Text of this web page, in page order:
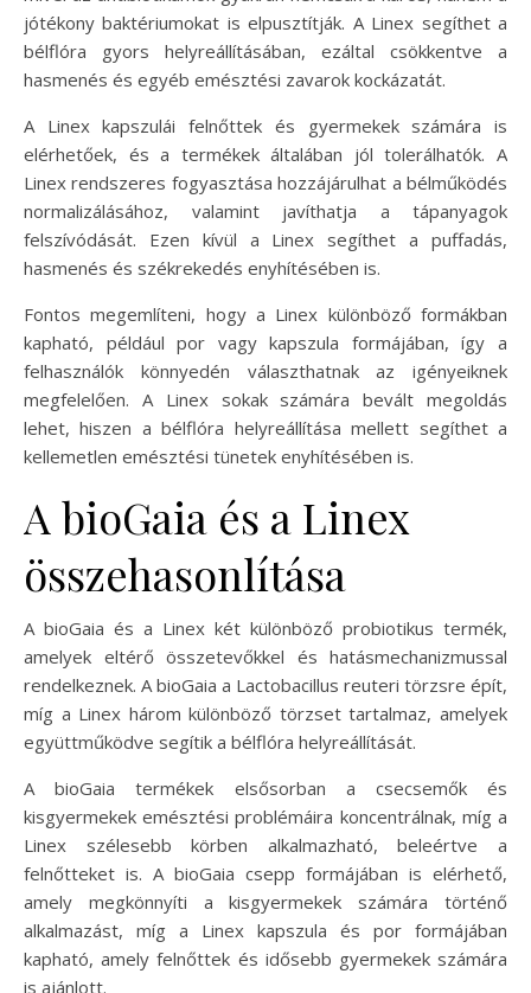
jótékony baktériumokat is elpusztítják. A Linex segíthet a
bélflóra gyors helyreállításában, ezáltal csökkentve a
hasmenés és egyéb emésztési zavarok kockázatát.
A Linex kapszulái felnőttek és gyermekek számára is
elérhetőek, és a termékek általában jól tolerálhatók. A
Linex rendszeres fogyasztása hozzájárulhat a bélműködés
normalizálásához, valamint javíthatja a tápanyagok
felszívódását. Ezen kívül a Linex segíthet a puffadás,
hasmenés és székrekedés enyhítésében is.
Fontos megemlíteni, hogy a Linex különböző formákban
kapható, például por vagy kapszula formájában, így a
felhasználók könnyedén választhatnak az igényeiknek
megfelelően. A Linex sokak számára bevált megoldás
lehet, hiszen a bélflóra helyreállítása mellett segíthet a
kellemetlen emésztési tünetek enyhítésében is.
A bioGaia és a Linex
összehasonlítása
A bioGaia és a Linex két különböző probiotikus termék,
amelyek eltérő összetevőkkel és hatásmechanizmussal
rendelkeznek. A bioGaia a Lactobacillus reuteri törzsre épít,
míg a Linex három különböző törzset tartalmaz, amelyek
együttműködve segítik a bélflóra helyreállítását.
A bioGaia termékek elsősorban a csecsemők és
kisgyermekek emésztési problémáira koncentrálnak, míg a
Linex szélesebb körben alkalmazható, beleértve a
felnőtteket is. A bioGaia csepp formájában is elérhető,
amely megkönnyíti a kisgyermekek számára történő
alkalmazást, míg a Linex kapszula és por formájában
kapható, amely felnőttek és idősebb gyermekek számára
is ajánlott.